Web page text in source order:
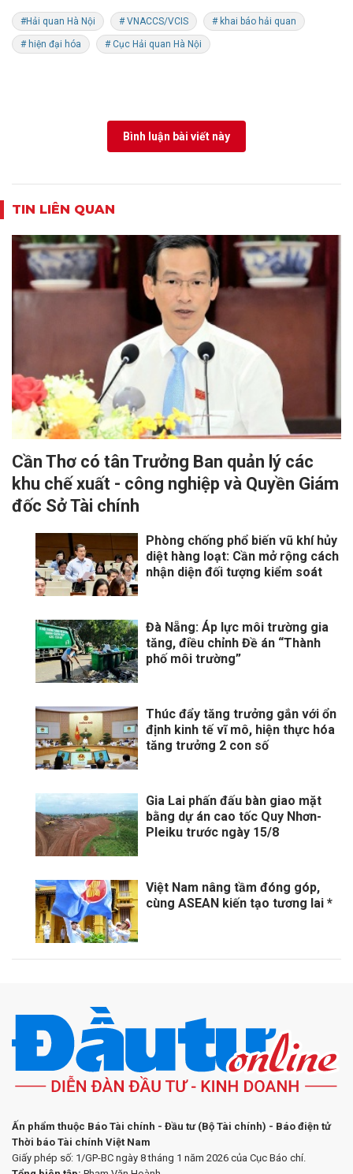
#Hải quan Hà Nội # VNACCS/VCIS # khai báo hải quan
# hiện đại hóa # Cục Hải quan Hà Nội
Bình luận bài viết này
TIN LIÊN QUAN
Cần Thơ có tân Trưởng Ban quản lý các
khu chế xuất - công nghiệp và Quyền Giám
đốc Sở Tài chính
Phòng chống phổ biến vũ khí hủy
diệt hàng loạt: Cần mở rộng cách
nhận diện đối tượng kiểm soát
Đà Nẵng: Áp lực môi trường gia
tăng, điều chỉnh Đề án “Thành
phố môi trường”
Thúc đẩy tăng trưởng gắn với ổn
định kinh tế vĩ mô, hiện thực hóa
tăng trưởng 2 con số
Gia Lai phấn đấu bàn giao mặt
bằng dự án cao tốc Quy Nhơn-
Pleiku trước ngày 15/8
Việt Nam nâng tầm đóng góp,
cùng ASEAN kiến tạo tương lai *
Ấn phẩm thuộc Báo Tài chính - Đầu tư (Bộ Tài chính) - Báo điện tử
Thời báo Tài chính Việt Nam
Giấy phép số: 1/GP-BC ngày 8 tháng 1 năm 2026 của Cục Báo chí.